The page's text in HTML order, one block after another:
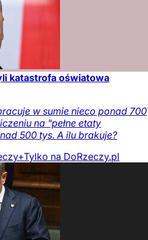
katastrofa oświatowa
w sumie nieco ponad 700
na "pełne etaty
500 tys. A ilu brakuje?
Tylko na DoRzeczy.pl